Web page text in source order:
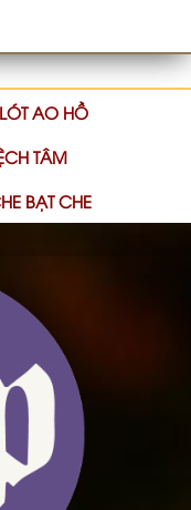
AO HỒ
TÂM
BẠT CHE